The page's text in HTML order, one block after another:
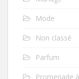
Mode
Non classé
Parfum
Promenade